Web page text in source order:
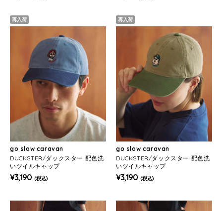
再入荷
go slow caravan
DUCKSTER/ダックスター 配色洗
いツイルキャップ
¥3,190 (税込)
再入荷
go slow caravan
DUCKSTER/ダックスター 配色洗
いツイルキャップ
¥3,190 (税込)